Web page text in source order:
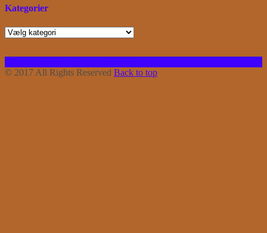
Kategorier
Kategorier
© 2017 All Rights Reserved Back to top